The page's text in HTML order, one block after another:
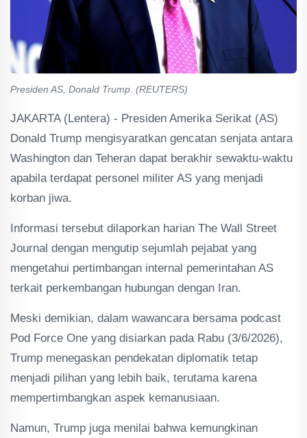
Presiden AS, Donald Trump. (REUTERS)
JAKARTA (Lentera) - Presiden Amerika Serikat (AS)
Donald Trump mengisyaratkan gencatan senjata antara
Washington dan Teheran dapat berakhir sewaktu-waktu
apabila terdapat personel militer AS yang menjadi
korban jiwa.
Informasi tersebut dilaporkan harian The Wall Street
Journal dengan mengutip sejumlah pejabat yang
mengetahui pertimbangan internal pemerintahan AS
terkait perkembangan hubungan dengan Iran.
Meski demikian, dalam wawancara bersama podcast
Pod Force One yang disiarkan pada Rabu (3/6/2026),
Trump menegaskan pendekatan diplomatik tetap
menjadi pilihan yang lebih baik, terutama karena
mempertimbangkan aspek kemanusiaan.
Namun, Trump juga menilai bahwa kemungkinan